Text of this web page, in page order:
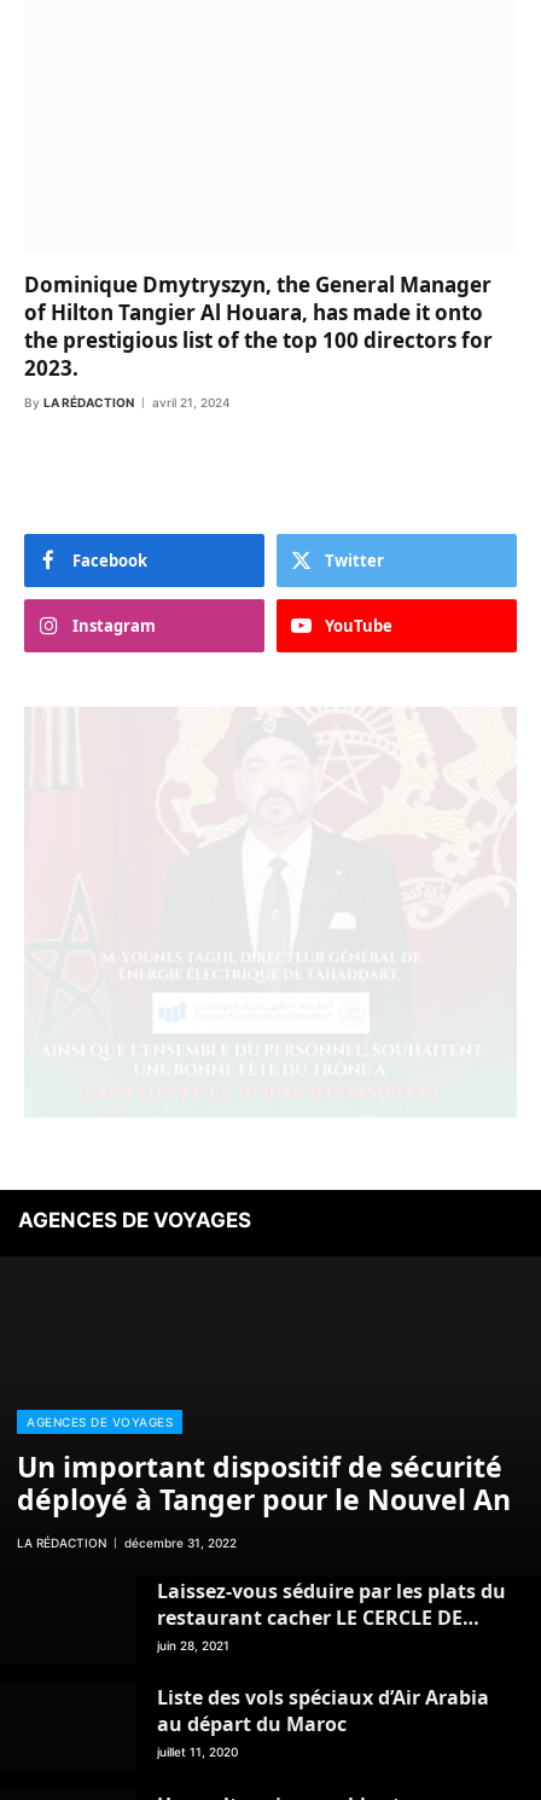
Dominique Dmytryszyn, the General Manager
of Hilton Tangier Al Houara, has made it onto
the prestigious list of the top 100 directors for
2023.
By LA RÉDACTION avril 21, 2024
Facebook Twitter
Instagram YouTube
AGENCES DE VOYAGES
AGENCES DE VOYAGES
Un important dispositif de sécurité
déployé à Tanger pour le Nouvel An
LA RÉDACTION décembre 31, 2022
Laissez-vous séduire par les plats du
restaurant cacher LE CERCLE DE
TANGER
juin 28, 2021
Liste des vols spéciaux d’Air Arabia
au départ du Maroc
juillet 11, 2020